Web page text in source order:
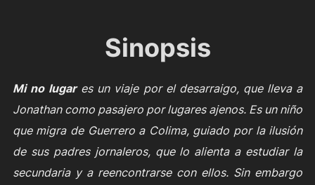
Sinopsis
Mi no lugar es un viaje por el desarraigo, que lleva a
Jonathan como pasajero por lugares ajenos. Es un niño
que migra de Guerrero a Colima, guiado por la ilusión
de sus padres jornaleros, que lo alienta a estudiar la
secundaria y a reencontrarse con ellos. Sin embargo